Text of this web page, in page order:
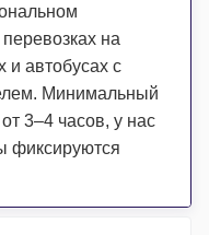
на
и автобусах с
Минимальный
3–4 часов, у нас
фиксируются